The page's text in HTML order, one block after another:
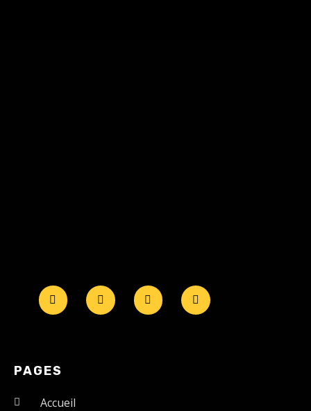
PAGES
Accueil